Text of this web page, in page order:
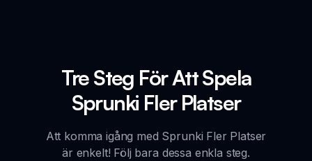
Tre Steg För Att Spela
Sprunki Fler Platser
Att komma igång med Sprunki Fler Platser
är enkelt! Följ bara dessa enkla steg.